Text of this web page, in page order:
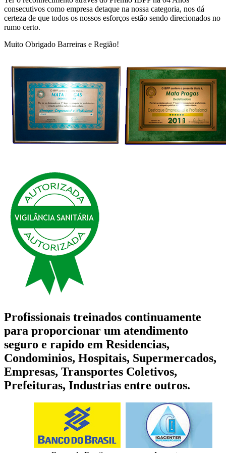
consecutivos como empresa detaque na nossa categoria, nos dá
certeza de que todos os nossos esforços estão sendo direcionados no
rumo certo.
Muito Obrigado Barreiras e Região!
Profissionais treinados continuamente
para proporcionar um atendimento
seguro e rapido em Residencias,
Condominios, Hospitais, Supermercados,
Empresas, Transportes Coletivos,
Prefeituras, Industrias entre outros.